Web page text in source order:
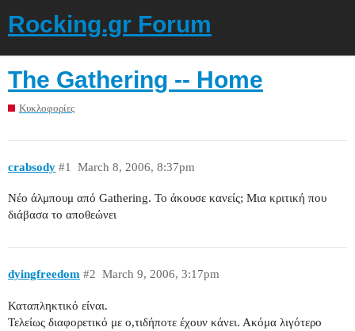
Rocking.gr Forum
The Gathering -- Home
Κυκλοφορίες
crabsody March 8, 2006, 8:37pm
#1
Νέο άλμπουμ από Gathering. Το άκουσε κανείς; Μια κριτική που
διάβασα το αποθεώνει
dyingfreedom March 9, 2006, 3:17pm
#2
Καταπληκτικό είναι.
Τελείως διαφορετικό με ο,τιδήποτε έχουν κάνει. Ακόμα λιγότερο